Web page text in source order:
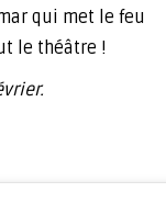
qui met le feu
le théâtre !